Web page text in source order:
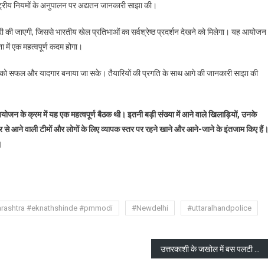
का
हुआ
नियमों के अनुपालन पर अद्यतन जानकारी साझा की।
की जाएगी, जिससे भारतीय खेल प्रतिभाओं का सर्वश्रेष्ठ प्रदर्शन देखने को मिलेगा। यह आयोजन
एक महत्वपूर्ण कदम होगा।
सफल और यादगार बनाया जा सके। तैयारियों की प्रगति के साथ आगे की जानकारी साझा की
के क्रम में यह एक महत्वपूर्ण बैठक थी। इतनी बड़ी संख्या में आने वाले खिलाड़ियों, उनके
से आने वाली टीमों और लोगों के लिए व्यापक स्तर पर रहने खाने और आने-जाने के इंतजाम किए हैं।
#eknathshinde #pmmodi #Newdelhi
#uttaralhandpolice